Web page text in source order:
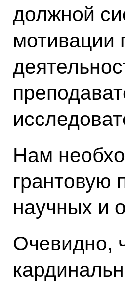
должной
мотивации
Нам
грантовую
научных и
Очевидно,